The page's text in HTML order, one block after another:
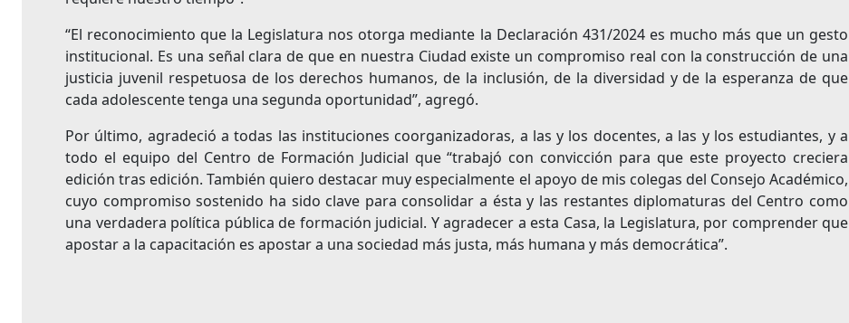
“El reconocimiento que la Legislatura nos otorga mediante la Declaración 431/2024 es mucho más que un gesto
institucional. Es una señal clara de que en nuestra Ciudad existe un compromiso real con la construcción de una
justicia juvenil respetuosa de los derechos humanos, de la inclusión, de la diversidad y de la esperanza de que
cada adolescente tenga una segunda oportunidad”, agregó.
Por último, agradeció a todas las instituciones coorganizadoras, a las y los docentes, a las y los estudiantes, y a
todo el equipo del Centro de Formación Judicial que “trabajó con convicción para que este proyecto creciera
edición tras edición. También quiero destacar muy especialmente el apoyo de mis colegas del Consejo Académico,
cuyo compromiso sostenido ha sido clave para consolidar a ésta y las restantes diplomaturas del Centro como
una verdadera política pública de formación judicial. Y agradecer a esta Casa, la Legislatura, por comprender que
apostar a la capacitación es apostar a una sociedad más justa, más humana y más democrática”.